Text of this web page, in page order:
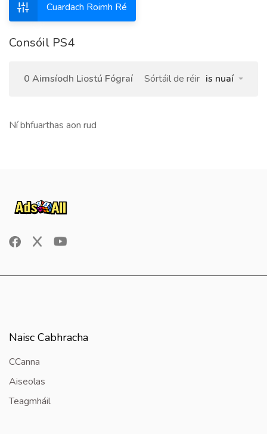
Cuardach Roimh Ré
Consóil PS4
0 Aimsíodh Liostú Fógraí Sórtáil de réir is nuaí
Ní bhfuarthas aon rud
Naisc Cabhracha
CCanna
Aiseolas
Teagmháil